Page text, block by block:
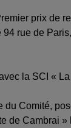
prix de
94 rue de
la SCI «
du Comité,
de Cambrai »